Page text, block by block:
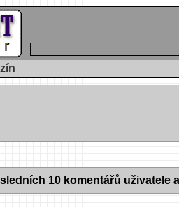
10 komentářů uživatele